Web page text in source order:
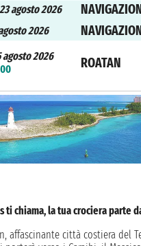
agosto 2026
2026
2026
ROATAN
agosto 2026
COSTA
2026
COZUMEL
2026
2026
GALVESTON
ti chiama, la tua crociera parte
affascinante città costiera del